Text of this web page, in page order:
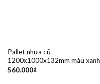
Pallet nhựa cũ
1200x1000x132mm màu xanh
560.000₫